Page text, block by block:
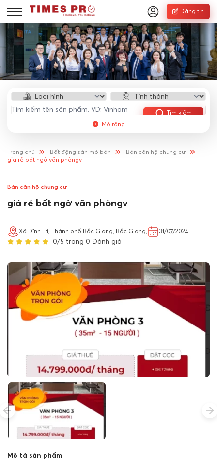
Đăng tin
Tìm kiếm
Mở rộng
Trang chủ Bất động sản mở bán
Bán căn hộ chung cư
giá rẻ bất ngờ văn phòngv
Bán căn hộ chung cư
giá rẻ bất ngờ văn phòngv
Xã Dĩnh Trì, Thành phố Bắc Giang, Bắc Giang, 31/07/2024
0/5 trong 0 Đánh giá
Mô tả sản phẩm